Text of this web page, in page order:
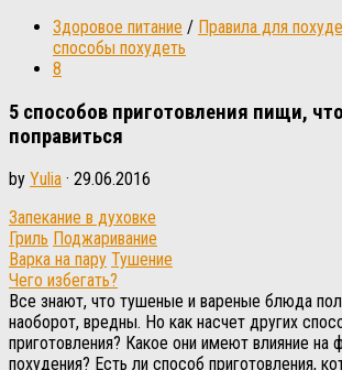
Здоровое питание / Правила для
способы похудеть
8
5 способов приготовления пищи,
поправиться
by Yulia · 29.06.2016
Запекание в духовке
Гриль Поджаривание
Варка на пару Тушение
Чего избегать?
Все знают, что тушеные и вареные блюда
наоборот, вредны. Но как насчет других
приготовления? Какое они имеют влияние на
похудения? Есть ли способ приготовления,